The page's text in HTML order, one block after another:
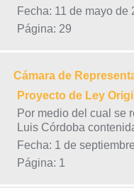
Fecha: 11 de mayo de
Página: 29
Cámara de
Proyecto de Ley
Por medio del cual se
Luis Córdoba
Fecha: 1 de
Página: 1